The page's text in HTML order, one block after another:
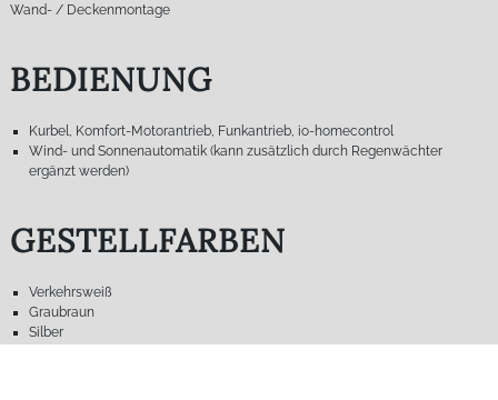
Wand- / Deckenmontage
BEDIENUNG
Kurbel, Komfort-Motorantrieb, Funkantrieb, io-homecontrol
Wind- und Sonnenautomatik (kann zusätzlich durch Regenwächter
ergänzt werden)
GESTELLFARBEN
Verkehrsweiß
Graubraun
Silber